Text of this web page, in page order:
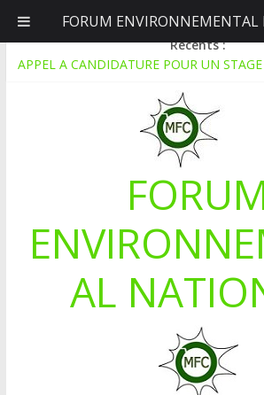
vendredi, août 7, 2026
Récents :
APPEL A CANDIDATURE POUR UN
Le blogging au service de l’écologie :
Inondations : le Mali déclare l’état de
Mali-Folkecenter Nyetaa initie 20 jeunes à
À Garalo, l’Association des personnes
le déboisement grâce au tissage métallique
AL
FORUM